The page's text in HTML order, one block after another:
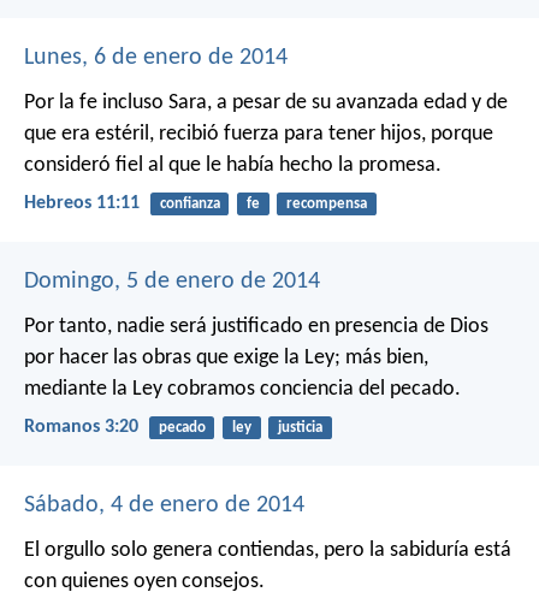
Lunes, 6 de enero de 2014
Por la fe incluso Sara, a pesar de su avanzada edad y de
que era estéril, recibió fuerza para tener hijos, porque
consideró fiel al que le había hecho la promesa.
Hebreos 11:11 confianza fe recompensa
Domingo, 5 de enero de 2014
Por tanto, nadie será justificado en presencia de Dios
por hacer las obras que exige la Ley; más bien,
mediante la Ley cobramos conciencia del pecado.
Romanos 3:20 pecado ley justicia
Sábado, 4 de enero de 2014
El orgullo solo genera contiendas, pero la sabiduría está
con quienes oyen consejos.